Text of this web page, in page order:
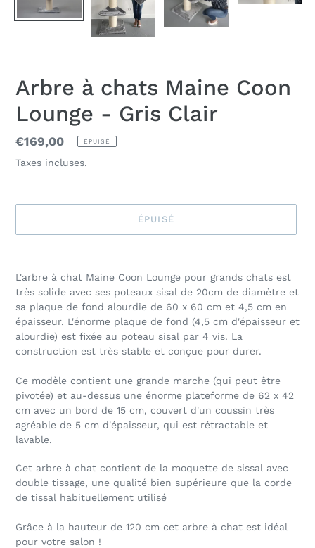
Arbre à chats Maine Coon
Lounge - Gris Clair
Prix
normal
€169,00 ÉPUISÉ
Taxes incluses.
ÉPUISÉ
produit
à
votre
panier
L'arbre à chat Maine Coon Lounge pour grands chats est
très solide avec ses poteaux sisal de 20cm de diamètre et
sa plaque de fond alourdie de 60 x 60 cm et 4,5 cm en
épaisseur. L'énorme plaque de fond (4,5 cm d'épaisseur et
alourdie) est fixée au poteau sisal par 4 vis. La
construction est très stable et conçue pour durer.
Ce modèle contient une grande marche (qui peut être
pivotée) et au-dessus une énorme plateforme de 62 x 42
cm avec un bord de 15 cm, couvert d'un coussin très
agréable de 5 cm d'épaisseur, qui est rétractable et
lavable.
Cet arbre à chat contient de la moquette de sissal avec
double tissage, une qualité bien supérieure que la corde
de tissal habituellement utilisé
Grâce à la hauteur de 120 cm cet arbre à chat est idéal
pour votre salon !